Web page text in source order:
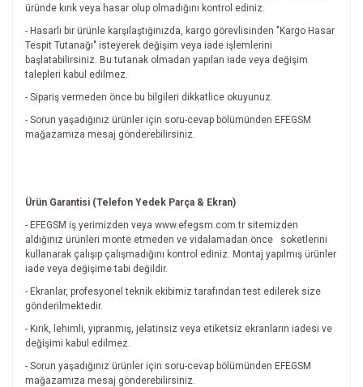
üründe kırık veya hasar olup olmadığını kontrol ediniz.
- Hasarlı bir ürünle karşılaştığınızda, kargo görevlisinden "Kargo Hasar
Tespit Tutanağı" isteyerek değişim veya iade işlemlerini
başlatabilirsiniz. Bu tutanak olmadan yapılan iade veya değişim
talepleri kabul edilmez.
- Sipariş vermeden önce bu bilgileri dikkatlice okuyunuz.
- Sorun yaşadığınız ürünler için soru-cevap bölümünden EFEGSM
mağazamıza mesaj gönderebilirsiniz.
Ürün Garantisi (Telefon Yedek Parça & Ekran)
- EFEGSM iş yerimizden veya www.efegsm.com.tr sitemizden
aldığınız ürünleri monte etmeden ve vidalamadan önce
soketlerini
kullanarak çalışıp çalışmadığını kontrol ediniz. Montaj yapılmış ürünler
iade veya değişime tabi değildir.
- Ekranlar, profesyonel teknik ekibimiz tarafından test edilerek size
gönderilmektedir.
- Kırık, lehimli, yıpranmış, jelatinsiz veya etiketsiz ekranların iadesi ve
değişimi kabul edilmez.
- Sorun yaşadığınız ürünler için soru-cevap bölümünden EFEGSM
mağazamıza mesaj gönderebilirsiniz.